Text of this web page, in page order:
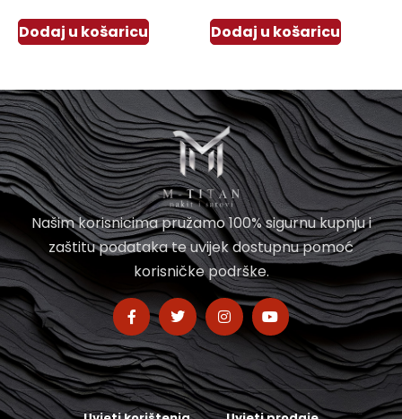
Dodaj u košaricu Dodaj u košaricu
Našim korisnicima pružamo 100% sigurnu kupnju i
zaštitu podataka te uvijek dostupnu pomoć
korisničke podrške.